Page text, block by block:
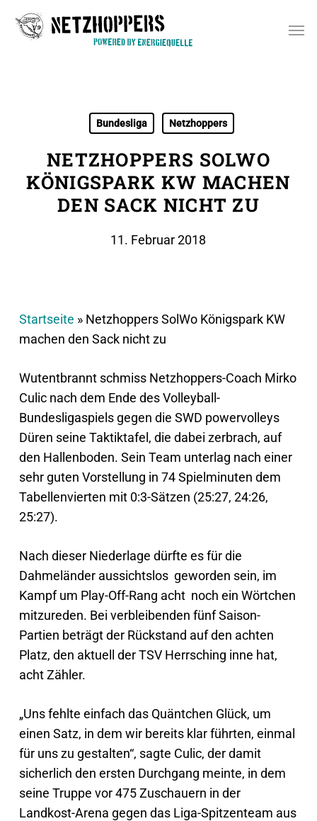
Bundesliga Netzhoppers
NETZHOPPERS SOLWO
KÖNIGSPARK KW MACHEN
DEN SACK NICHT ZU
11. Februar 2018
Startseite » Netzhoppers SolWo Königspark KW
machen den Sack nicht zu
Wutentbrannt schmiss Netzhoppers-Coach Mirko
Culic nach dem Ende des Volleyball-
Bundesligaspiels gegen die SWD powervolleys
Düren seine Taktiktafel, die dabei zerbrach, auf
den Hallenboden. Sein Team unterlag nach einer
sehr guten Vorstellung in 74 Spielminuten dem
Tabellenvierten mit 0:3-Sätzen (25:27, 24:26,
25:27).
Nach dieser Niederlage dürfte es für die
Dahmeländer aussichtslos geworden sein, im
Kampf um Play-Off-Rang acht noch ein Wörtchen
mitzureden. Bei verbleibenden fünf Saison-
Partien beträgt der Rückstand auf den achten
Platz, den aktuell der TSV Herrsching inne hat,
acht Zähler.
„Uns fehlte einfach das Quäntchen Glück, um
einen Satz, in dem wir bereits klar führten, einmal
für uns zu gestalten“, sagte Culic, der damit
sicherlich den ersten Durchgang meinte, in dem
seine Truppe vor 475 Zuschauern in der
Landkost-Arena gegen das Liga-Spitzenteam aus